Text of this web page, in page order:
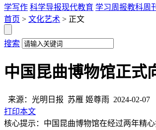
学写作 科学导报现代教育 学习周报教科周刊
首页 > 文化艺术 > 正文
搜索
中国昆曲博物馆正式
来源：光明日报 苏雁 姬尊雨 2024-02-07
打印本文
核心提示：中国昆曲博物馆在经过两年精